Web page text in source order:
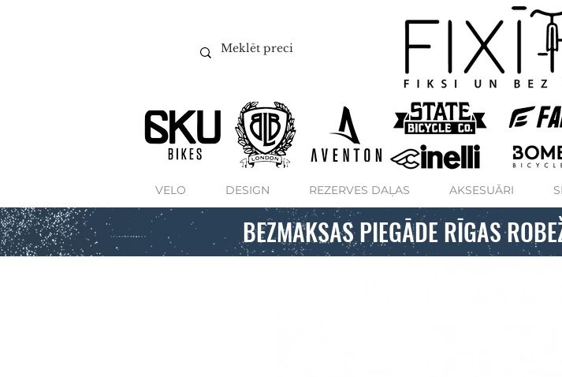
VELO DESIGN REZERVES DAĻAS AKSESUĀRI
BEZMAKSAS PIEGĀDE RĪGAS